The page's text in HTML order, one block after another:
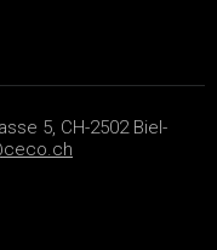
5, CH-2502 Biel-